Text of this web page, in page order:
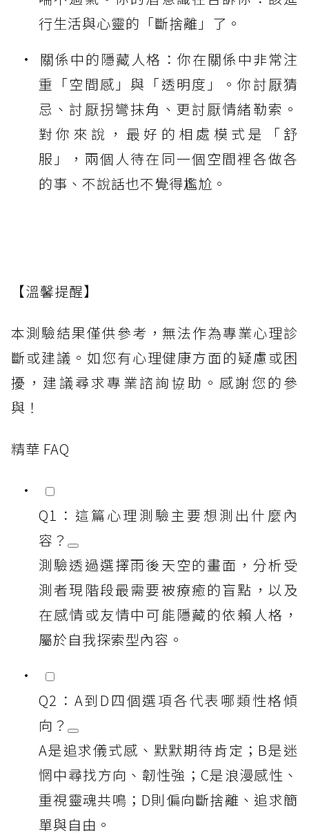
行生活與心靈的「斷捨離」了。
關係中的隱藏人格：你在關係中非常注
重「空間感」與「透明度」。你討厭猜
忌、討厭拐彎抹角、更討厭情緒勒索。
對你來說，最好的相處模式是「舒
服」，兩個人待在同一個空間裡各做各
的事、不說話也不覺得尷尬。
【溫馨提醒】
本測驗結果僅供參考，無法作為專業心理診
斷或建議。如您有心理健康方面的疑慮或困
擾，建議尋求專業諮詢協助。感謝您的參
與！
精華 FAQ
Q1：這篇心理測驗主要想測出什麼內
容？
測驗透過選擇雨後天空的畫面，分析受
測者現階段最需要被療癒的盲點，以及
在感情或友情中可能隱藏的依賴人格，
屬於自我探索型內容。
Q2：A到D四個選項各代表哪類性格傾
向？
A是追求儀式感、默默期待肯定；B是迷
惘中尋找方向、韌性強；C是浪漫感性、
重視靈魂共鳴；D則偏向斷捨離、追求簡
單與自由。